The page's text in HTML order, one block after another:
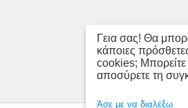
Γεια σας! Θα
κάποιες
cookies; Μπορείτε
αποσύρετε τη
Άσε με να διαλέξω